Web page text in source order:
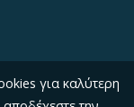
για καλύτερη